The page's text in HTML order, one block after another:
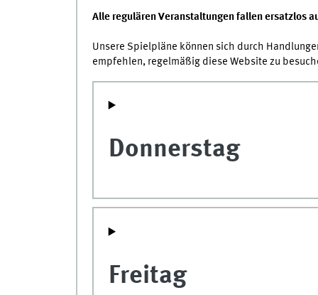
Alle regulären Veranstaltungen fallen ersatzlos
Unsere Spielpläne können sich durch
empfehlen, regelmäßig diese Website zu
Donnerstag
Freitag